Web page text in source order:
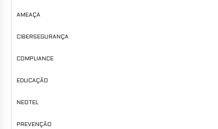
AMEAÇA
CIBERSEGURANÇA
COMPLIANCE
EDUCAÇÃO
NEOTEL
PREVENÇÃO